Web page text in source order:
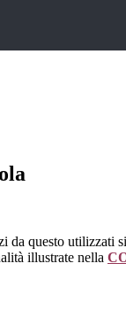
da questo utilizzati
illustrate nella